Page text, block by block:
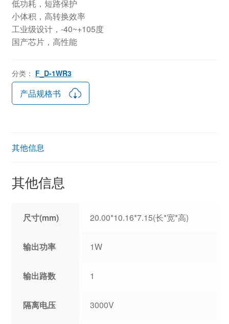
低功耗，短路保护
小体积，高转换效率
工业级设计，-40~+105度
国产芯片，高性能
分类： F_D-1WR3
产品规格书
其他信息
其他信息
尺寸(mm) 20.00*10.16*7.15(长*宽*高)
输出功率 1W
输出路数 1
隔离电压 3000V